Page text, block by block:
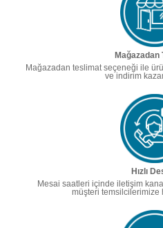
Mağazadan
Mağazadan teslimat seçeneği ile
ve indirim
Hızlı
Mesai saatleri içinde iletişim
müşteri temsilcilerimize